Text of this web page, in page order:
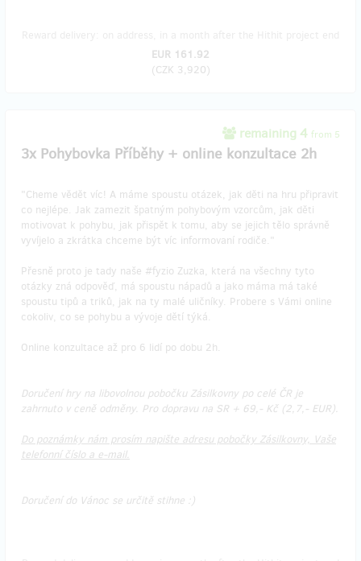
EUR 161.92
(CZK 3,920)
remaining 4 from 5
3x Pohybovka Příběhy + online konzultace 2h
"Cheme vědět víc! A máme spoustu otázek, jak děti na hru připravit
co nejlépe. Jak zamezit špatným pohybovým vzorcům, jak děti
motivovat k pohybu, jak přispět k tomu, aby se jejich tělo správně
vyvíjelo a zkrátka chceme být víc informovaní rodiče."
Přesně proto je tady naše #fyzio Zuzka, která na všechny tyto
otázky zná odpověď, má spoustu nápadů a jako máma má také
spoustu tipů a triků, jak na ty malé uličníky. Probere s Vámi online
cokoliv, co se pohybu a vývoje dětí týká.
Online konzultace až pro 6 lidí po dobu 2h.
Doručení hry na libovolnou pobočku Zásilkovny po celé ČR je
zahrnuto v ceně odměny. Pro dopravu na SR + 69,- Kč (2,7,- EUR).
Do poznámky nám prosím napište adresu pobočky Zásilkovny, Vaše
telefonní číslo a e-mail.
Doručení do Vánoc se určitě stihne :)